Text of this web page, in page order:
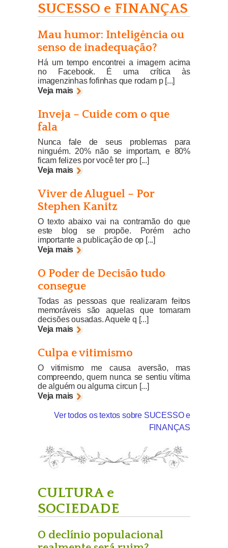
SUCESSO e FINANÇAS
Mau humor: Inteligência ou
senso de inadequação?
Há um tempo encontrei a imagem acima
no Facebook. É uma crítica às
imagenzinhas fofinhas que rodam p [...]
Veja mais
Inveja – Cuide com o que
fala
Nunca fale de seus problemas para
ninguém. 20% não se importam, e 80%
ficam felizes por você ter pro [...]
Veja mais
Viver de Aluguel – Por
Stephen Kanitz
O texto abaixo vai na contramão do que
este blog se propõe. Porém acho
importante a publicação de op [...]
Veja mais
O Poder de Decisão tudo
consegue
Todas as pessoas que realizaram feitos
memoráveis são aquelas que tomaram
decisões ousadas. Aquele q [...]
Veja mais
Culpa e vitimismo
O vitimismo me causa aversão, mas
compreendo, quem nunca se sentiu vítima
de alguém ou alguma circun [...]
Veja mais
Ver todos os textos sobre SUCESSO e
FINANÇAS
CULTURA e
SOCIEDADE
O declínio populacional